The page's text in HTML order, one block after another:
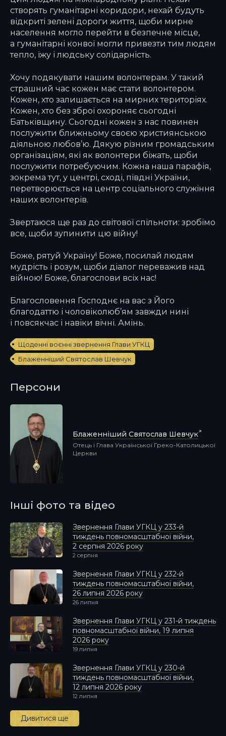
створять гуманітарні коридори, нехай будуть
відкриті зелені дороги життя, щоби мирне
населення могло перейти в безпечне місце,
а гуманітарні конвої могли привезти тим людям
тепло, їжу і людську солідарність.
Хочу подякувати нашим волонтерам. У такий
страшний час кожен має стати волонтером.
Кожен, хто залишається на мирних територіях.
Кожен, хто без зброї охороняє сьогодні
Батьківщину. Сьогодні кожен з нас повинен
послужити ближньому своєю християнською
діяльною любов’ю. Дякую різним громадським
організаціям, які як волонтери біжать, щоби
послужити потребуючим. Кожна наша парафія,
зокрема тут, у центрі, сході, півдні України,
перетворюється на центр соціального служіння
наших волонтерів.
Звертаюся ще раз до світової спільноти: зробімо
все, щоби зупинити цю війну!
Боже, рятуй Україну! Боже, посилай людям
мудрість і розум, щоби діалог переважив над
війною! Боже, благослови всіх нас!
Благословення Господнє на вас з Його
благодаттю і чоловіколюб’ям завжди нині
і повсякчас і навіки вічні. Амінь.
Щоденні воєнні звернення Глави УГКЦ
Блаженніший Святослав Шевчук
Персони
Блаженніший Святослав Шевчук
Отець і Глава Української Греко-Католицької
Церкви
Інші фото та відео
Звернення Глави УГКЦ у 233-й
тиждень повномасштабної війни,
2 серпня 2026 року
2 серпня
Звернення Глави УГКЦ у 232-й
тиждень повномасштабної війни,
26 липня 2026 року
26 липня
Звернення Глави УГКЦ у 231-й тиждень
повномасштабної війни, 19 липня
2026 року
19 липня
Звернення Глави УГКЦ у 230-й
тиждень повномасштабної війни,
12 липня 2026 року
12 липня
Дивитися ще